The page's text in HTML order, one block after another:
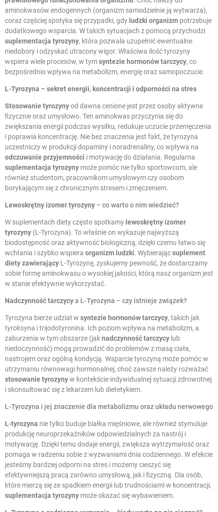
aminokwasów endogennych (organizm samodzielnie ją wytwarza),
coraz częściej spotyka się przypadki, gdy ludzki organizm potrzebuje
dodatkowego wsparcia. W takich sytuacjach z pomocą przychodzi
suplementacja tyrozyny, która pozwala uzupełnić ewentualne
niedobory i odzyskać utracony wigor. Właściwa ilość tyrozyny
wspiera wiele procesów, w tymsyntezie hormonów tarczycy, co
bezpośrednio wpływa na metabolizm, energię oraz samopoczucie.
L-Tyrozyna – sekret energii, koncentracji i odporności na stres
Stosowanie tyrozynyod dawna cenione jest przez osoby aktywne
fizycznie oraz umysłowo. Ten aminokwas przyczynia się do
zwiększania energii podczas wysiłku, redukuje uczucie przemęczenia
i poprawia koncentrację. Nie bez znaczenia jest fakt, że tyrozyna
uczestniczy w produkcji dopaminy i noradrenaliny, co wpływa na
odczuwanie przyjemności i motywację do działania. Regularna
suplementacja tyrozyny może pomóc nie tylko sportowcom, ale
również studentom, pracownikom umysłowym czy osobom
borykającym się z chronicznym stresem i zmęczeniem.
Lewoskrętny izomer tyrozyny – co warto o nim wiedzieć?
W suplementach diety często spotkamy lewoskrętny izomer
tyrozyny (L-Tyrozyna). To właśnie on wykazuje najwyższą
biodostępność oraz aktywność biologiczną, dzięki czemu łatwo się
wchłania i szybko wspiera organizm ludzki. Wybierającsuplement
diety zawierający L-Tyrozynę, zyskujemy pewność, że dostarczamy
sobie formę aminokwasu o wysokiej jakości, którą nasz organizm jest
w stanie efektywnie wykorzystać.
Nadczynność tarczycya L-Tyrozyna – czy istnieje związek?
Tyrozyna bierze udział w syntezie hormonów tarczycy, takich jak
tyroksyna i trijodotyronina. Ich poziom wpływa na metabolizm, a
zaburzenia w tym obszarze (jaknadczynność tarczycy lub
niedoczynność) mogą prowadzić do problemów z masą ciała,
nastrojem oraz ogólną kondycją. Wsparcie tyrozyną może pomóc w
utrzymaniu równowagi hormonalnej, choć zawsze należy rozważać
stosowanie tyrozynyw kontekście indywidualnej sytuacji zdrowotnej
i skonsultować się z lekarzem lub dietetykiem.
L-Tyrozyna i jej znaczenie dla metabolizmu oraz układu nerwowego
L-tyrozyna nie tylko buduje białka mięśniowe, ale również stymuluje
produkcję neuroprzekaźników odpowiedzialnych za nastrój i
motywację. Dzięki temu dodaje energii, zwiększa wytrzymałość oraz
pomaga w radzeniu sobie z wyzwaniami dnia codziennego. W efekcie
jesteśmy bardziej odporni na stres i możemy cieszyć się
efektywniejszą pracą zarówno umysłową, jak i fizyczną. Dla osób,
które mierzą się ze spadkiem energii lub trudnościami w koncentracji,
suplementacja tyrozyny może okazać się wybawieniem.